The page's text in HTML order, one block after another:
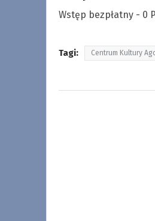
Wstęp bezpłatny - 0
Tagi: Centrum Kultury